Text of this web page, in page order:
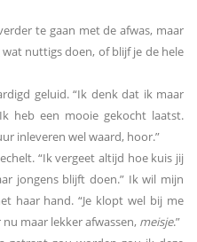
te gaan met de afwas, maar
nuttigs doen, of blijf je de hele
geluid. “Ik denk dat ik maar
heb een mooie gekocht laatst.
inleveren wel waard, hoor.”
“Ik vergeet altijd hoe kuis jij
jongens blijft doen.” Ik wil mijn
haar hand. “Je klopt wel bij me
maar lekker afwassen, meisje.”